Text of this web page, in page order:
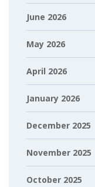
June 2026
May 2026
April 2026
January 2026
December 2025
November 2025
October 2025